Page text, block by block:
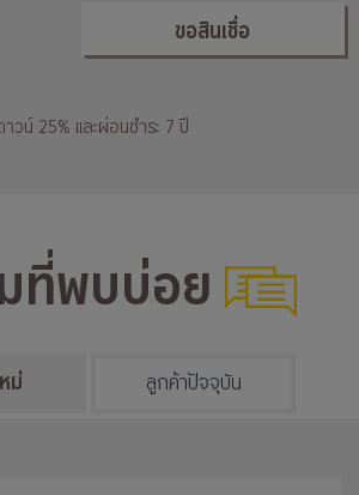
ขอสินเชื่อ
น์ 25% และผ่อนชำระ 7 ปี
ที่พบบ่อย
ม่ ลูกค้าปัจจุบัน